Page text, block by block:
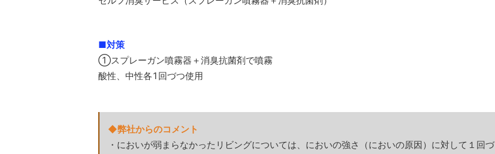
■対策
①スプレーガン噴霧器＋消臭抗菌剤で噴霧
酸性、中性各1回づつ使用
◆弊社からのコメント
・においが弱まらなかったリビングについては、においの強さ（においの原因）に対して１回づ